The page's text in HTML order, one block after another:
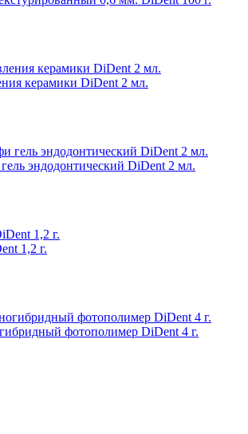
керамики DiDent 2 мл.
эндодонтический DiDent 2 мл.
1,2 г.
фотополимер DiDent 4 г.